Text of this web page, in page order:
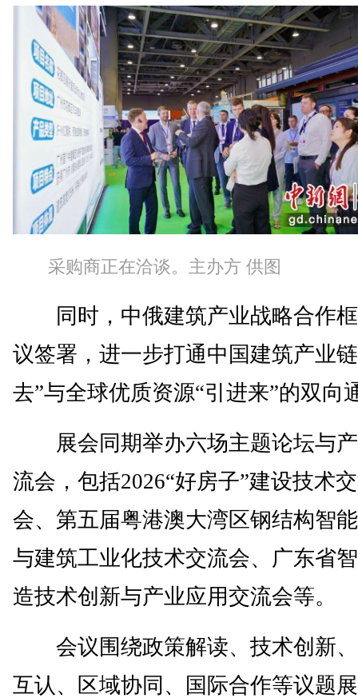
采购商正在洽谈。主办方 供图
同时，中俄建筑产业战略合作
议签署，进一步打通中国建筑产业
去”与全球优质资源“引进来”的双向
展会同期举办六场主题论坛与
流会，包括2026“好房子”建设技术
会、第五届粤港澳大湾区钢结构智
与建筑工业化技术交流会、广东省
造技术创新与产业应用交流会等。
会议围绕政策解读、技术创新
互认、区域协同、国际合作等议题